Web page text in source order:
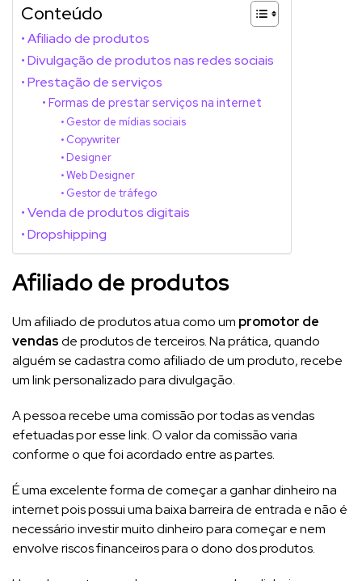
Conteúdo
Afiliado de produtos
Divulgação de produtos nas redes sociais
Prestação de serviços
Formas de prestar serviços na internet
Gestor de mídias sociais
Copywriter
Designer
Web Designer
Gestor de tráfego
Venda de produtos digitais
Dropshipping
Afiliado de produtos
Um afiliado de produtos atua como um promotor de
vendasde produtos de terceiros. Na prática, quando
alguém se cadastra como afiliado de um produto, recebe
um link personalizado para divulgação.
A pessoa recebe uma comissão por todas as vendas
efetuadas por esse link. O valor da comissão varia
conforme o que foi acordado entre as partes.
É uma excelente forma de começar a ganhar dinheiro na
internet pois possui uma baixa barreira de entrada e não é
necessário investir muito dinheiro para começar e nem
envolve riscos financeiros para o dono dos produtos.